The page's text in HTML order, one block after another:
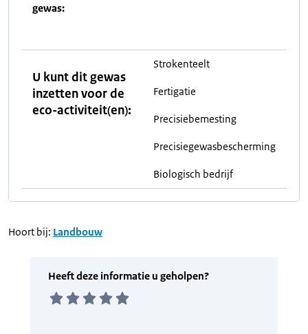
gewas:
U kunt dit gewas
inzetten voor de
eco-activiteit(en):
Strokenteelt
Fertigatie
Precisiebemesting
Precisiegewasbescherming
Biologisch bedrijf
Hoort bij: Landbouw